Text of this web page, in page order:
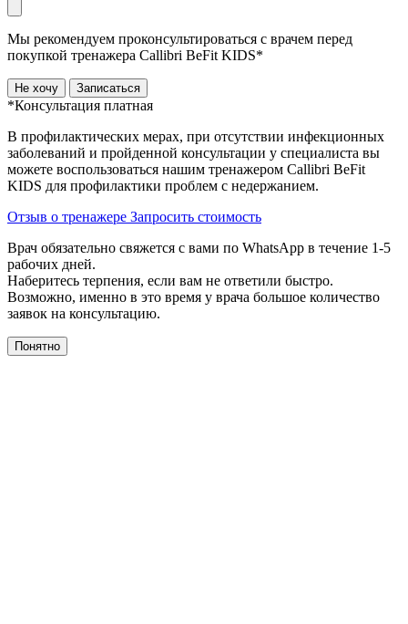
Мы рекомендуем проконсультироваться с врачем перед
покупкой тренажера Callibri BeFit KIDS*
Не хочу Записаться
*Консультация платная
В профилактических мерах, при отсутствии инфекционных
заболеваний и пройденной консультации у специалиста вы
можете воспользоваться нашим тренажером Сallibri BeFit
KIDS для профилактики проблем с недержанием.
Отзыв о тренажере Запросить стоимость
Врач обязательно свяжется с вами по WhatsApp в течение 1-5
рабочих дней.
Наберитесь терпения, если вам не ответили быстро.
Возможно, именно в это время у врача большое количество
заявок на консультацию.
Понятно